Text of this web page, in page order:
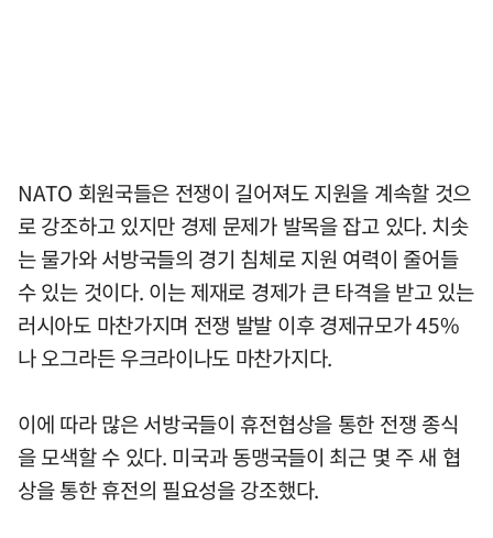
NATO 회원국들은 전쟁이 길어져도 지원을 계속할 것으
로 강조하고 있지만 경제 문제가 발목을 잡고 있다. 치솟
는 물가와 서방국들의 경기 침체로 지원 여력이 줄어들
수 있는 것이다. 이는 제재로 경제가 큰 타격을 받고 있는
러시아도 마찬가지며 전쟁 발발 이후 경제규모가 45%
나 오그라든 우크라이나도 마찬가지다.
이에 따라 많은 서방국들이 휴전협상을 통한 전쟁 종식
을 모색할 수 있다. 미국과 동맹국들이 최근 몇 주 새 협
상을 통한 휴전의 필요성을 강조했다.